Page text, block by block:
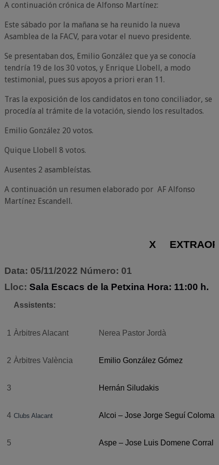
A continuación crónica de Alfonso Martínez:
Este sábado por la mañana se ha reunido la nueva
Asamblea de la FACV, para votar el nuevo presidente.
Se presentaban dos, Emilio González que ya se conocía
tendría 19 de los 30 votos, y Enrique Llobell, a modo
testimonial, pues sus apoyos a priori eran 11.
Tras la exposición de los candidatos en tono conciliador, se
procedía al trámite de la votación, siendo los resultados.
Emilio González 20 votos.
Quique Llobell 8 votos.
Ausentes 2 asambleístas.
A continuación un resumen elaborado por AF Alfonso
Martínez Escandell.
X
Data: 05/11/2022 Número: 01
Lloc: Sala Escacs de la Petxina Hora: 11:00 h.
Assistents:
1 Àrbitres Alacant Nerea Pastor Jordà
2 Àrbitres València Emilio González Gómez
3 Hernán Siludakis
4 Clubs Alacant Alcoi – Jose Jorge Seguí Coloma
5 Aspe – Jose Luis Domene Corral